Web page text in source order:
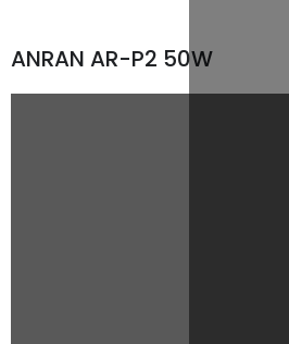
ANRAN AR-P2 50W